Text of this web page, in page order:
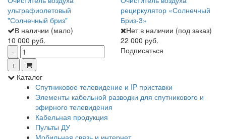
ультрафиолетовый
"Солнечный бриз"
В наличии (мало)
10 000 руб.
рециркулятор «Солнечный
Бриз-3»
Нет в наличии (под заказ)
22 000 руб.
Подписаться
Каталог
Спутниковое телевидение и IP приставки
Элементы кабельной разводки для спутникового и
эфирного телевидения
Кабельная продукция
Пульты ДУ
Мобильная связь и интернет